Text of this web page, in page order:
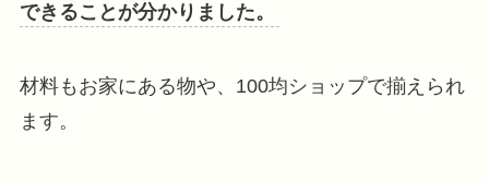
できることが分かりました。
材料もお家にある物や、100均ショップで揃えられ
ます。